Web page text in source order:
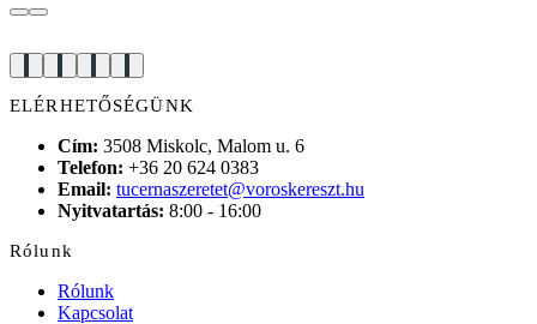
ELÉRHETŐSÉGÜNK
Cím: 3508 Miskolc, Malom u. 6
Telefon: +36 20 624 0383
Email: tucernaszeretet@voroskereszt.hu
Nyitvatartás: 8:00 - 16:00
Rólunk
Rólunk
Kapcsolat